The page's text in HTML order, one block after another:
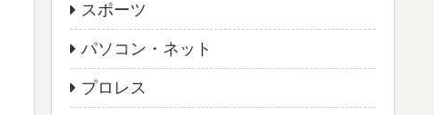
スポーツ
パソコン・ネット
プロレス